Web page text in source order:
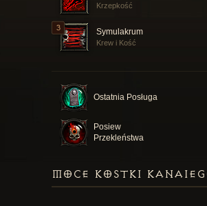
Krzepkość
Symulakrum
Krew i Kość
Ostatnia Posługa
Posiew
Przekleństwa
MOCE KOSTKI